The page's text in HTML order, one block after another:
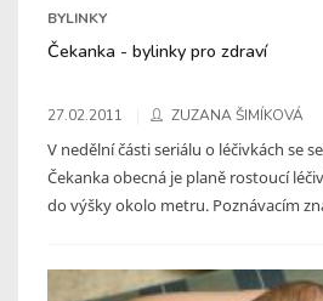
BYLINKY
Čekanka - bylinky pro zdraví
27.02.2011 ZUZANA ŠIMÍKOVÁ
V nedělní části seriálu o léčivkách se
Čekanka obecná je planě rostoucí
do výšky okolo metru. Poznávacím